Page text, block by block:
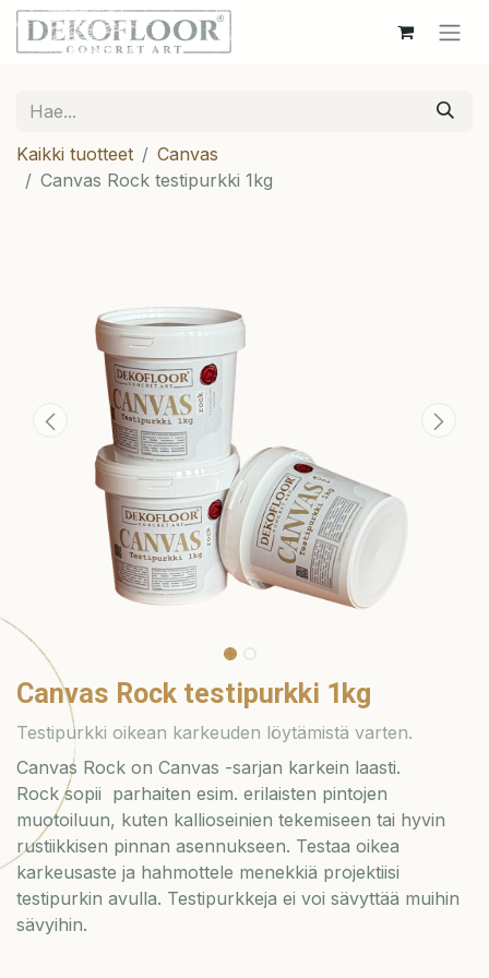
Kaikki tuotteet
Canvas
Canvas Rock testipurkki 1kg
Canvas Rock testipurkki 1kg
Testipurkki oikean karkeuden löytämistä varten.
Canvas Rock on Canvas -sarjan karkein laasti.
Rock sopii parhaiten esim. erilaisten pintojen
muotoiluun, kuten kallioseinien tekemiseen tai hyvin
rustiikkisen pinnan asennukseen. Testaa oikea
karkeusaste ja hahmottele menekkiä projektiisi
testipurkin avulla. Testipurkkeja ei voi sävyttää muihin
sävyihin.